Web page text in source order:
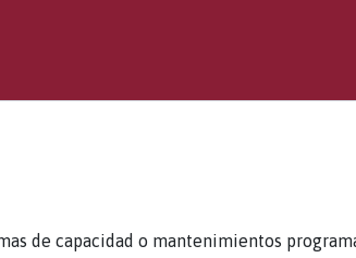
de capacidad o mantenimientos